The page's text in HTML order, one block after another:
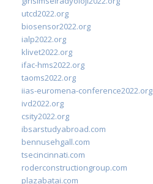
utcd2022.org
biosensor2022.org
ialp2022.org
klivet2022.org
ifac-hms2022.org
taoms2022.org
iias-euromena-conference2022.org
ivd2022.org
csity2022.org
ibsarstudyabroad.com
bennusehgall.com
tsecincinnati.com
roderconstructiongroup.com
plazabatai.com